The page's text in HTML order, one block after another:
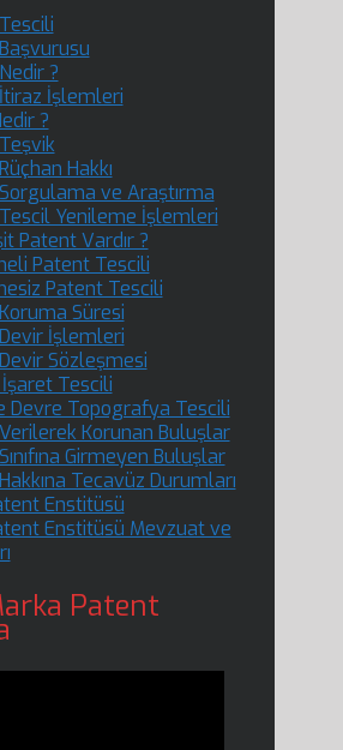
?
İşlemleri
?
Hakkı
ve Araştırma
Yenileme İşlemleri
Patent Vardır ?
Patent Tescili
Patent Tescili
Süresi
İşlemleri
Sözleşmesi
Tescili
Devre Topografya Tescili
Korunan Buluşlar
Girmeyen Buluşlar
Tecavüz Durumları
Enstitüsü
Enstitüsü Mevzuat ve
Patent